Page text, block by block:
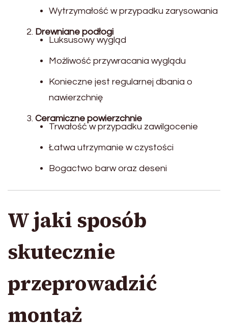
Wytrzymałość w przypadku zarysowania
Drewniane podłogi
Luksusowy wygląd
Możliwość przywracania wyglądu
Konieczne jest regularnej dbania o
nawierzchnię
Ceramiczne powierzchnie
Trwałość w przypadku zawilgocenie
Łatwa utrzymanie w czystości
Bogactwo barw oraz deseni
W jaki sposób
skutecznie
przeprowadzić
montaż